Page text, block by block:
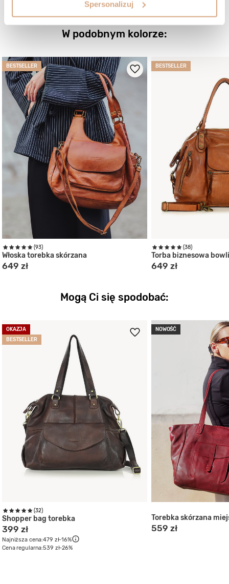
Spersonalizuj
ZOBACZ WIĘCEJ
W podobnym kolorze:
BESTSELLER
(93)
Włoska torebka skórzana
649 zł
BESTSELLER
(38)
Torba biznesowa
649 zł
Mogą Ci się spodobać:
OKAZJA
BESTSELLER
(32)
Shopper bag torebka
399 zł
Najniższa cena:479 zł-16%
Cena regularna:539 zł-26%
NOWOŚĆ
Torebka skórzana
559 zł